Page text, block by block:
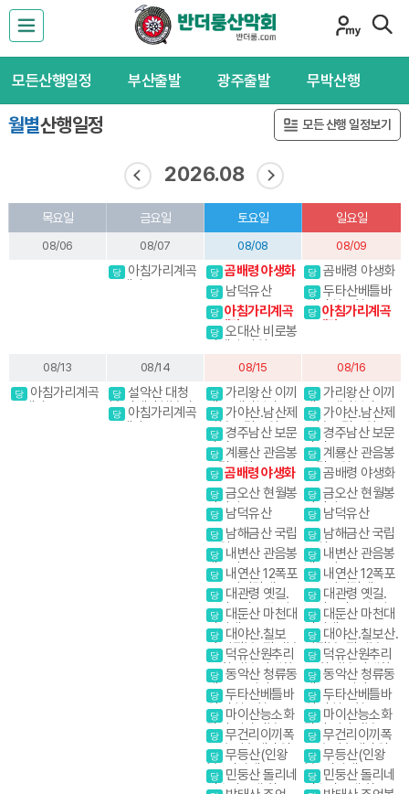
모든산행일정 부산출발 광주출발 무박산행
월별산행일정 모든 산행 일정보기
2026.08
목요일 금요일 토요일 일요일
08/06 08/07
당 아침가리계곡
트레킹
08/08
당 곰배령 야생화
당 남덕유산
당 아침가리계곡
트레킹
당 오대산 비로봉
선재길 강원20대
08/09
당 곰배령 야생화
당 두타산베틀바
위.마천루협곡
당 아침가리계곡
트레킹
08/13
당 아침가리계곡
트레킹
08/14
당 설악산 대청
봉.귀때기청봉진
달래.흘림골 강원
당 아침가리계곡
트레킹
08/15
당 가리왕산 이끼
계곡,케이블카(여
행코스)
당 가야산.남산제
일봉 국립공원
당 경주남산 보문
단지
당 계룡산 관음봉
국립공원
당 곰배령 야생화
당 금오산 현월봉
약사암
당 남덕유산
당 남해금산 국립
공원
당 내변산 관음봉
내소사
당 내연산 12폭포
소금강전망대
당 대관령 옛길.
금강소나무 숲길
당 대둔산 마천대
진달래
당 대야산.칠보
산.막장봉+장성봉
당 덕유산원추리
꽃 향적봉 야생화
당 동악산 청류동
계곡. 도림사
당 두타산베틀바
위.마천루협곡
당 마이산능소화
탑사 암마이봉
당 무건리이끼폭
포 추암촛대바위
당 무등산(인왕
봉) 서석대
당 민둥산 돌리네
인스타그램 핫플
08/16
당 가리왕산 이끼
계곡,케이블카(여
행코스)
당 가야산.남산제
일봉 국립공원
당 경주남산 보문
단지
당 계룡산 관음봉
국립공원
당 곰배령 야생화
당 금오산 현월봉
약사암
당 남덕유산
당 남해금산 국립
공원
당 내변산 관음봉
내소사
당 내연산 12폭포
소금강전망대
당 대관령 옛길.
금강소나무 숲길
당 대둔산 마천대
진달래
당 대야산.칠보산.
막장봉+장성봉
당 덕유산원추리
꽃 향적봉 야생화
당 동악산 청류동
계곡. 도림사
당 두타산베틀바
위.마천루협곡
당 마이산능소화
탑사 암마이봉
당 무건리이끼폭
포 추암촛대바위
당 무등산(인왕
봉) 서석대
당 민둥산 돌리네
인스타그램 핫플레